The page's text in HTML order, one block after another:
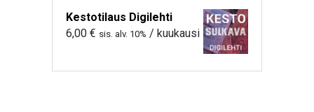
Kestotilaus Digilehti
6,00 € sis. alv. 10% / kuukausi